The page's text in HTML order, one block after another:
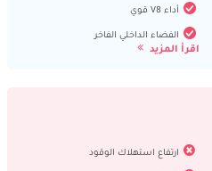
أداء V8 قوي
الفضاء الداخلي الفاخر
اقرأ المزيد
ارتفاع استهلاك الوقود